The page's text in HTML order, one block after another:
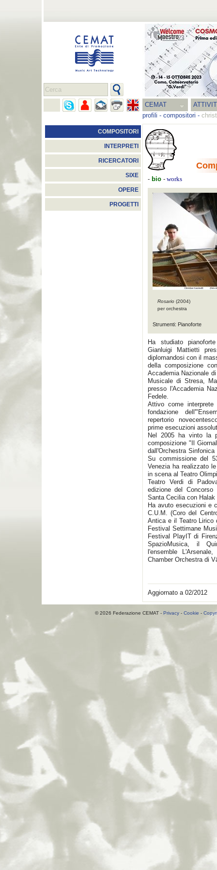
CEMAT
profili - compositori -
COMPOSITORI
INTERPRETI
RICERCATORI
SIXE
OPERE
PROGETTI
- bio - works
Rosario (2004)
per orchestra
Strumenti: Pianoforte
Ha studiato
Gianluigi Mattietti
diplomandosi con il
della composizione
Accademia Nazionale
Musicale di Stresa,
presso l'Accademia
Fedele.
Attivo come
fondazione
repertorio
prime esecuzioni
Nel 2005 ha vinto la
composizione "Il
dall'Orchestra
Su commissione del
Venezia ha realizzato
in scena al Teatro
Teatro Verdi di
edizione del Concorso
Santa Cecilia con Halak
Ha avuto esecuzioni e
C.U.M. (Coro del
Antica e il Teatro Lirico
Festival Settimane
Festival PlayIT di
SpazioMusica, il
l'ensemble
Chamber Orchestra di
Aggiornato a 02/2012
© 2026 Federazione CEMAT - Privacy- Cookie -